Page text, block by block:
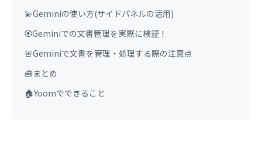
💫Geminiの使い方(サイドパネルの活用)
🏵️Geminiでの文書管理を実際に検証！
🚨Geminiで文書を管理・処理する際の注意点
🧰まとめ
🏠Yoomでできること